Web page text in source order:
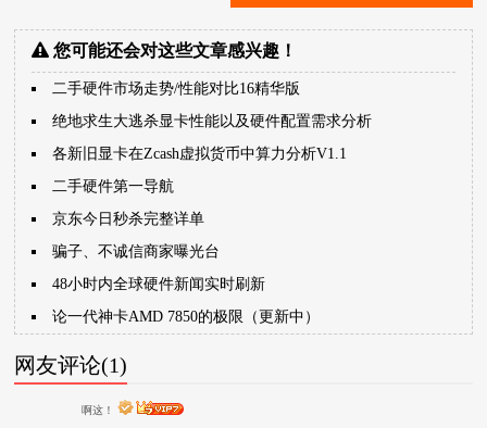
您可能还会对这些文章感兴趣！
二手硬件市场走势/性能对比16精华版
绝地求生大逃杀显卡性能以及硬件配置需求分析
各新旧显卡在Zcash虚拟货币中算力分析V1.1
二手硬件第一导航
京东今日秒杀完整详单
骗子、不诚信商家曝光台
48小时内全球硬件新闻实时刷新
论一代神卡AMD 7850的极限（更新中）
网友评论(1)
啊这！